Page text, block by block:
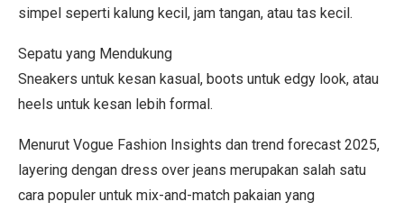
simpel seperti kalung kecil, jam tangan, atau tas kecil.
Sepatu yang Mendukung
Sneakers untuk kesan kasual, boots untuk edgy look, atau
heels untuk kesan lebih formal.
Menurut Vogue Fashion Insights dan trend forecast 2025,
layering dengan dress over jeans merupakan salah satu
cara populer untuk mix-and-match pakaian yang